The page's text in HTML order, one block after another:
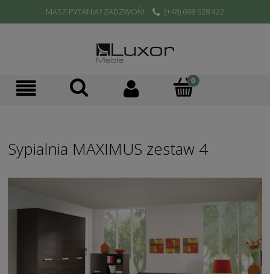
MASZ PYTANIA? ZADZWOŃ! (+48) 698 628 422
Sypialnia MAXIMUS zestaw 4